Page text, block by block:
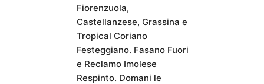
Fiorenzuola,
Castellanzese, Grassina e
Tropical Coriano
Festeggiano. Fasano Fuori
e Reclamo Imolese
Respinto. Domani le